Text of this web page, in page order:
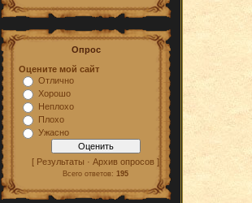
Опрос
Оцените мой сайт
Отлично
Хорошо
Неплохо
Плохо
Ужасно
[ Результаты · Архив опросов ]
Всего ответов: 195